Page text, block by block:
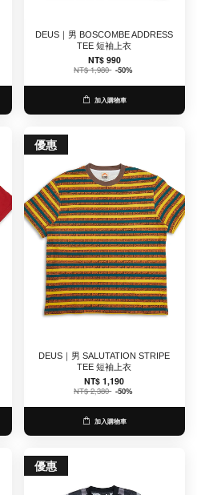
DEUS｜男 BOSCOMBE ADDRESS
TEE 短袖上衣
NT$ 990
NT$ 1,980 -50%
加入購物車
優惠
DEUS｜男 SALUTATION STRIPE
TEE 短袖上衣
NT$ 1,190
NT$ 2,380 -50%
加入購物車
優惠